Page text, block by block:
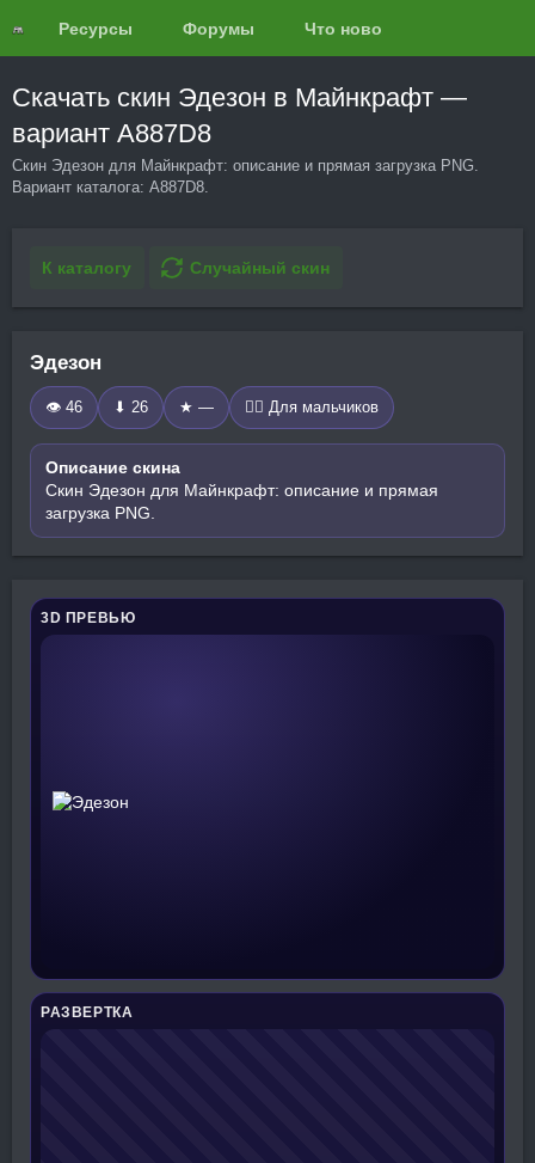
Ресурсы Форумы Что нового?
Скачать скин Эдезон в Майнкрафт —
вариант A887D8
Скин Эдезон для Майнкрафт: описание и прямая загрузка PNG.
Вариант каталога: A887D8.
К каталогу Случайный скин
Эдезон
👁 46 ⬇ 26 ★ — 🧍‍♂️ Для мальчиков
Описание скина
Скин Эдезон для Майнкрафт: описание и прямая
загрузка PNG.
3D ПРЕВЬЮ
РАЗВЕРТКА